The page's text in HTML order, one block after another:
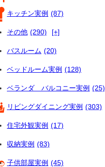
キッチン実例 (87)
その他 (290) [+]
バスルーム (20)
ベッドルーム実例 (128)
ベランダ バルコニー実例 (25)
リビングダイニング実例 (303)
住宅外観実例 (17)
収納実例 (83)
子供部屋実例 (45)